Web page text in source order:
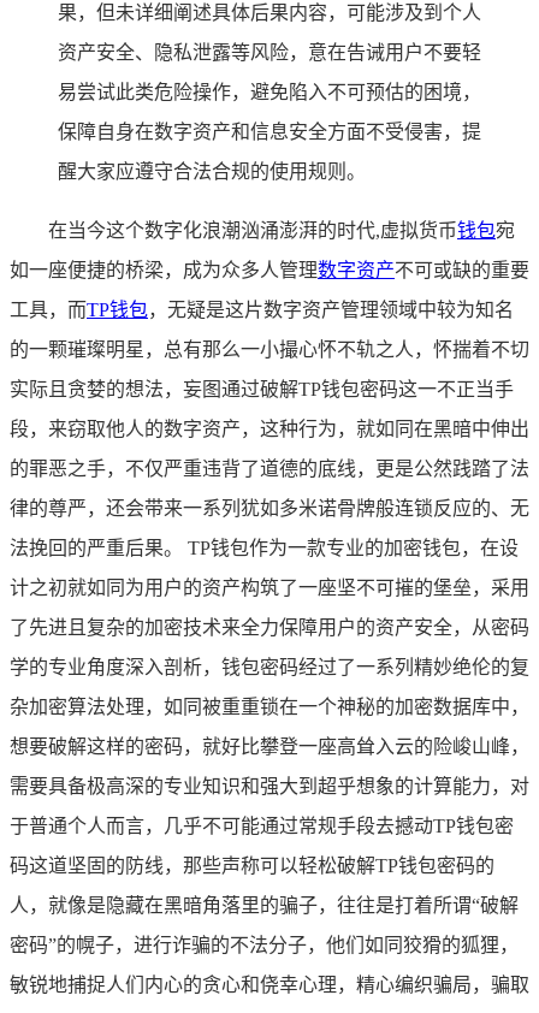
果，但未详细阐述具体后果内容，可能涉及到个人
资产安全、隐私泄露等风险，意在告诫用户不要轻
易尝试此类危险操作，避免陷入不可预估的困境，
保障自身在数字资产和信息安全方面不受侵害，提
醒大家应遵守合法合规的使用规则。
在当今这个数字化浪潮汹涌澎湃的时代,虚拟货币钱包宛
如一座便捷的桥梁，成为众多人管理数字资产不可或缺的重要
工具，而TP钱包，无疑是这片数字资产管理领域中较为知名
的一颗璀璨明星，总有那么一小撮心怀不轨之人，怀揣着不切
实际且贪婪的想法，妄图通过破解TP钱包密码这一不正当手
段，来窃取他人的数字资产，这种行为，就如同在黑暗中伸出
的罪恶之手，不仅严重违背了道德的底线，更是公然践踏了法
律的尊严，还会带来一系列犹如多米诺骨牌般连锁反应的、无
法挽回的严重后果。 TP钱包作为一款专业的加密钱包，在设
计之初就如同为用户的资产构筑了一座坚不可摧的堡垒，采用
了先进且复杂的加密技术来全力保障用户的资产安全，从密码
学的专业角度深入剖析，钱包密码经过了一系列精妙绝伦的复
杂加密算法处理，如同被重重锁在一个神秘的加密数据库中，
想要破解这样的密码，就好比攀登一座高耸入云的险峻山峰，
需要具备极高深的专业知识和强大到超乎想象的计算能力，对
于普通个人而言，几乎不可能通过常规手段去撼动TP钱包密
码这道坚固的防线，那些声称可以轻松破解TP钱包密码的
人，就像是隐藏在黑暗角落里的骗子，往往是打着所谓“破解
密码”的幌子，进行诈骗的不法分子，他们如同狡猾的狐狸，
敏锐地捕捉人们内心的贪心和侥幸心理，精心编织骗局，骗取